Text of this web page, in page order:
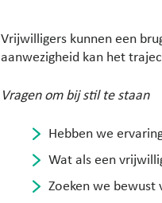
Vrijwilligers kunnen een
aanwezigheid kan het
Vragen om bij stil te staan
Hebben we
Wat als een
Zoeken we bewust